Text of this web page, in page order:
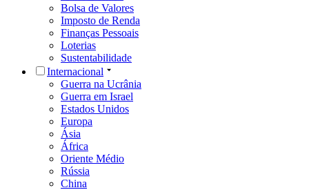
Bolsa de Valores
Imposto de Renda
Finanças Pessoais
Loterias
Sustentabilidade
Internacional
Guerra na Ucrânia
Guerra em Israel
Estados Unidos
Europa
Ásia
África
Oriente Médio
Rússia
China